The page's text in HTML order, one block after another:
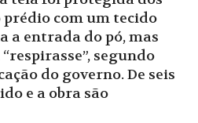
com um tecido
a entrada do pó, mas
segundo
do governo. De seis
e a obra são